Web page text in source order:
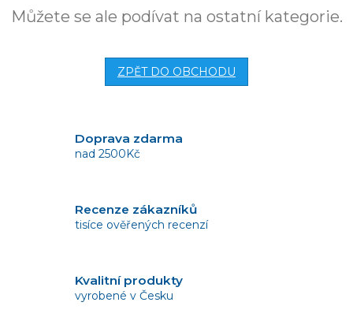
Můžete se ale podívat na ostatní kategorie.
ZPĚT DO OBCHODU
Doprava zdarma
nad 2500Kč
Recenze zákazníků
tisíce ověřených recenzí
Kvalitní produkty
vyrobené v Česku